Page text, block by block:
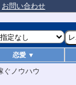
お問い合わせ
恋愛 ▼
ぐノウハウ